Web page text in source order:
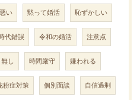
い 黙って婚活 恥ずかしい
代錯誤 令和の婚活 注意点
し 時間厳守 嫌われる
粉症対策 個別面談 自信過剰